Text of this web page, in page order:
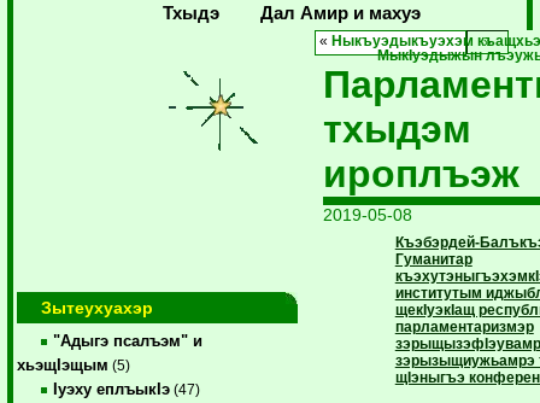
Тхыдэ
Дал Амир и махуэ
Зытеухуахэр
"Адыгэ псалъэм" и
хьэщIэщым (5)
Iуэху еплъыкIэ (47)
« Ныкъуэдыкъуэхэм
МыкIуэдыжын
тхыдэм
ироплъэж
2019-05-08
Къэбэрдей-
Гуманитар
институтым
щекIуэкIащ
парламентаризмэр
зэрызыщиужьамрэ
щIэныгъэ